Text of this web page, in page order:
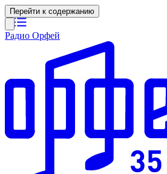
Перейти к содержанию
Радио Орфей